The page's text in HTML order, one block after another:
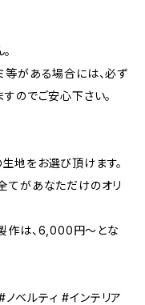
等がある場合には、必ず
のでご安心下さい。
地をお選び頂けます。
てがあなただけのオリ
作は、6,000円〜とな
ベルティ #インテリア